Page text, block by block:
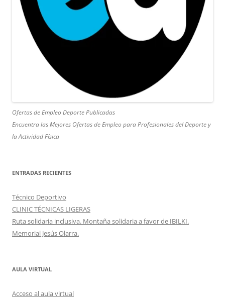
Ofertas de Empleo Deporte Publicadas
Encuentra las Mejores Ofertas de Empleo para Profesionales del Deporte y
la Actividad Física
ENTRADAS RECIENTES
Técnico Deportivo
CLINIC TÉCNICAS LIGERAS
Ruta solidaria inclusiva. Montaña solidaria a favor de IBILKI.
Memorial Jesús Olarra.
AULA VIRTUAL
Acceso al aula virtual